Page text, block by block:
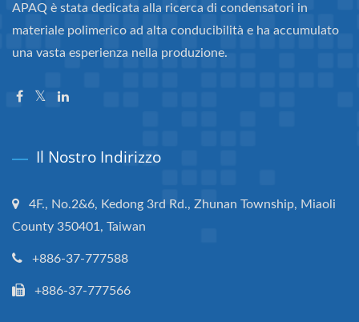
APAQ è stata dedicata alla ricerca di condensatori in
materiale polimerico ad alta conducibilità e ha accumulato
una vasta esperienza nella produzione.
Il Nostro Indirizzo
4F., No.2&6, Kedong 3rd Rd., Zhunan Township, Miaoli
County 350401, Taiwan
+886-37-777588
+886-37-777566